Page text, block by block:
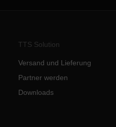
TTS Solution
Versand und Lieferung
Partner werden
Downloads